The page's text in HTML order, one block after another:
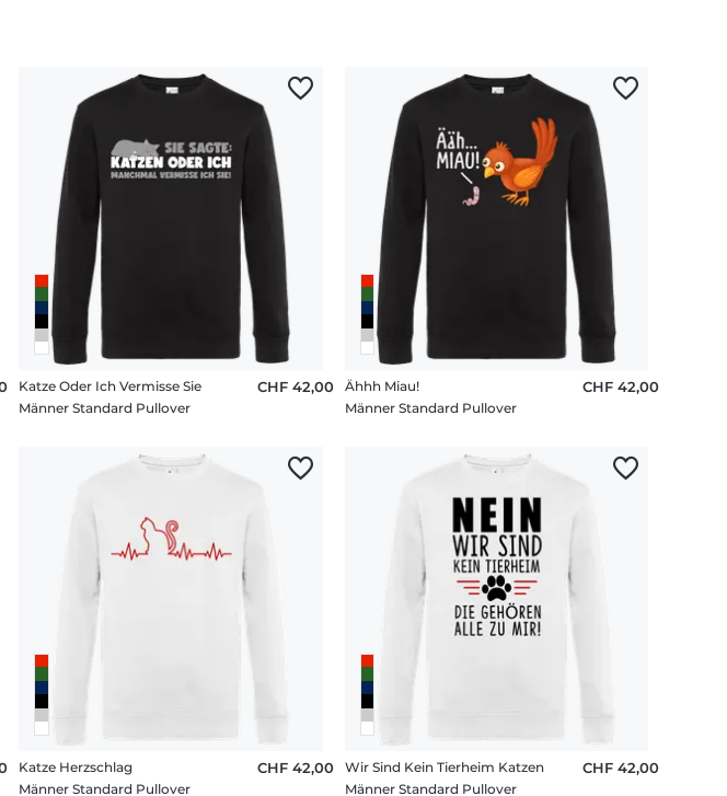
Katze Oder Ich Vermisse Sie
Männer Standard Pullover
CHF 42,00
Ähhh Miau!
Männer Standard Pullover
CHF 42,00
Katze Herzschlag
Männer Standard Pullover
CHF 42,00
Wir Sind Kein Tierheim Katzen
Männer Standard Pullover
CHF 42,00